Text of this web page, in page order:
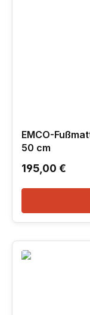
EMCO-
50 cm
Regulärer
195,00 €